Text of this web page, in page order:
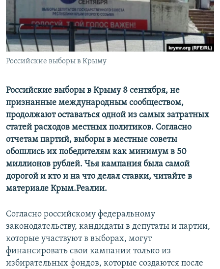
ПОБЕДИТЕЛЕЙ НЕ СУДЯТ?
КРЫМ.НЕПОКОРЕННЫЙ
ELIFBE
УКРАИНСКАЯ ПРОБЛЕМА КРЫМА
ПРИСОЕДИНЯЙТЕСЬ!
Российские выборы в Крыму
Российские выборы в Крыму 8 сентября, не
признанные международным сообществом,
продолжают оставаться одной из самых затратных
статей расходов местных политиков. Согласно
отчетам партий, выборы в местные советы
обошлись их победителям как минимум в 50
миллионов рублей. Чья кампания была самой
дорогой и кто и на что делал ставки, читайте в
материале Крым.Реалии.
Согласно российскому федеральному
законодательству, кандидаты в депутаты и партии,
которые участвуют в выборах, могут
финансировать свои кампании только из
избирательных фондов, которые создаются после